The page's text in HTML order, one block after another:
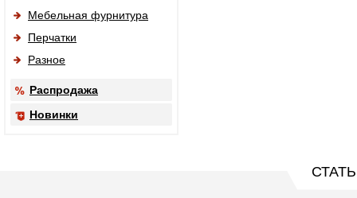
Мебельная фурнитура
Перчатки
Разное
Распродажа
Новинки